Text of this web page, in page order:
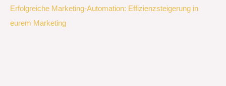
Erfolgreiche Marketing-Automation: Effizienzsteigerung in
eurem Marketing